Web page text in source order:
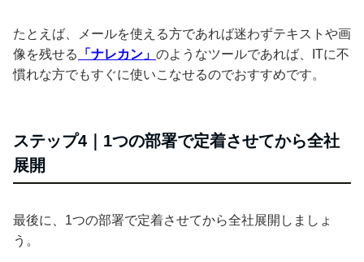
たとえば、メールを使える方であれば迷わずテキストや画
像を残せる
「ナレカン」 のようなツールであれば、ITに不
慣れな方でもすぐに使いこなせるのでおすすめです。
ステップ4｜1つの部署で定着させてから全社
展開
最後に、1つの部署で定着させてから全社展開しましょ
う。